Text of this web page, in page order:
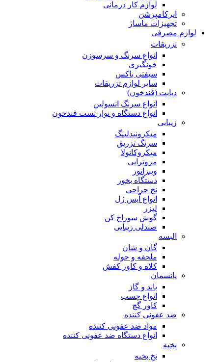
لوازم کار درمانی
ایرکامپرشن
تجهیزات ماساژ
لوازم مصرفی
تزریقات
انواع سرنگ و سرسوزن
خونگیری
سیفتی باکس
سایر لوازم تزریقات
دیابت (قندخون)
انواع سرنگ انسولین
انواع دستگاه و نوار تست قندخون
زیبایی
میکرونیدلینگ
سرنگ تزریق
میکروکانولا
مزوتراپی
ویبراتور
دستگاه بخور
نخ جراحی
انواع آیس ژل
لیزر
گوش سوراخ کن
صندلی زیبایی
البسه
گان و شان
ملحفه و حوله
کلاه و کاور کفش
پانسمان
باند و گاز
انواع چسب
کاور گچ
ضد عفونی کننده
مواد ضد عفونی کننده
انواع دستگاه ضد عفونی کننده
بخیه
نخ بخیه